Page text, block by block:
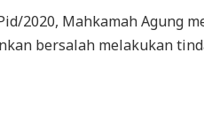
2020, Mahkamah Agung
bersalah melakukan